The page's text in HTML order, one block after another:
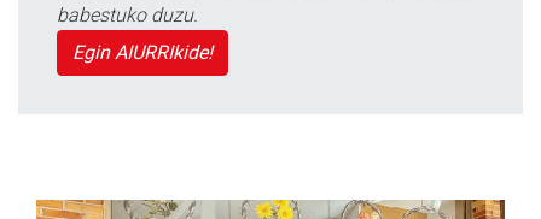
babestuko duzu.
Egin AIURRIkide!